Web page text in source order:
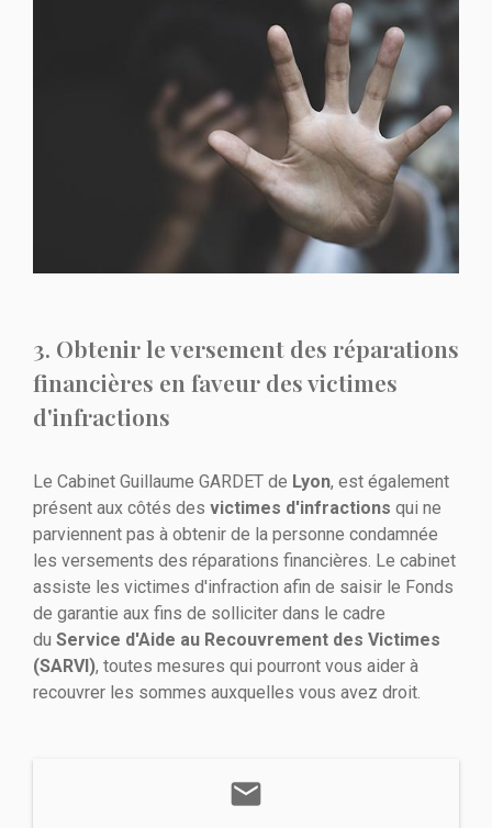
3. Obtenir le versement des réparations
financières en faveur des victimes
d'infractions
Le Cabinet Guillaume GARDET de Lyon, est également
présent aux côtés des victimes d'infractions qui ne
parviennent pas à obtenir de la personne condamnée
les versements des réparations financières. Le cabinet
assiste les victimes d'infraction afin de saisir le Fonds
de garantie aux fins de solliciter dans le cadre
du Service d'Aide au Recouvrement des Victimes
(SARVI), toutes mesures qui pourront vous aider à
recouvrer les sommes auxquelles vous avez droit.
mail